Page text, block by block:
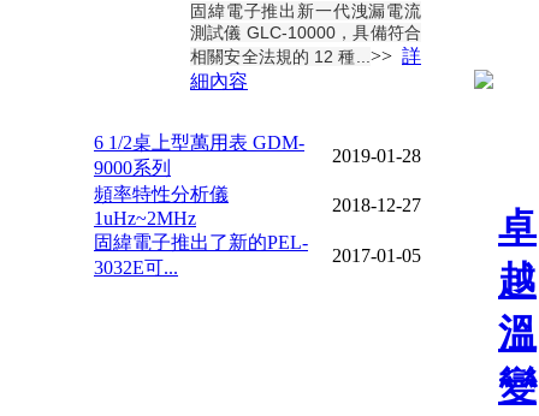
固緯電子推出新一代洩漏電流
測試儀 GLC-10000，具備符合
相關安全法規的 12 種... >> 詳
細內容
6 1/2桌上型萬用表 GDM-
9000系列
2019-01-28
頻率特性分析儀
1uHz~2MHz
2018-12-27
固緯電子推出了新的PEL-
3032E可...
2017-01-05
卓
越
溫
變